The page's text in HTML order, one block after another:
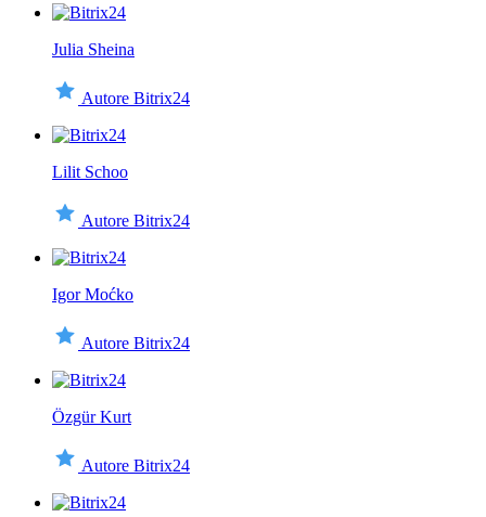
Julia Sheina
Autore Bitrix24
Lilit Schoo
Autore Bitrix24
Igor Moćko
Autore Bitrix24
Özgür Kurt
Autore Bitrix24